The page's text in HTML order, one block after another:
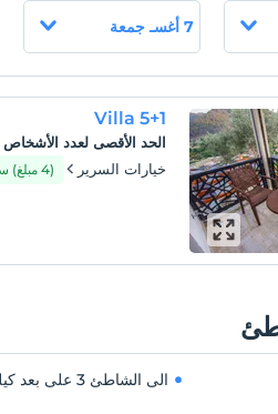
7 أغسـ جمعة
Villa 5+1
الحد الأقصى لعدد الأشخاص
خيارات السرير
(4 مبلغ) سرير مفرد
الى الشاطئ 3 على بعد كيلومتر